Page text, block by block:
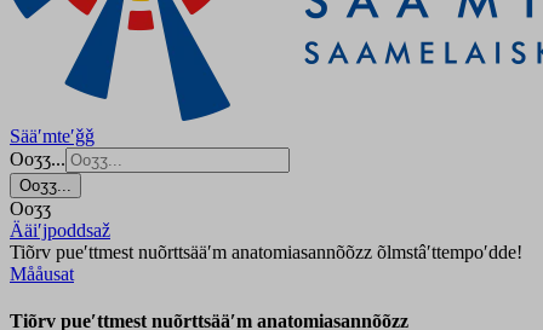
Sääʹmteʹǧǧ
Ooʒʒ...
Ooʒʒ...
Ooʒʒ
Ääiʹjpoddsaž
Tiõrv pueʹttmest nuõrttsääʹm anatomiasannõõzz õlmstâʹttempoʹdde!
Mååusat
Tiõrv pueʹttmest nuõrttsääʹm anatomiasannõõzz